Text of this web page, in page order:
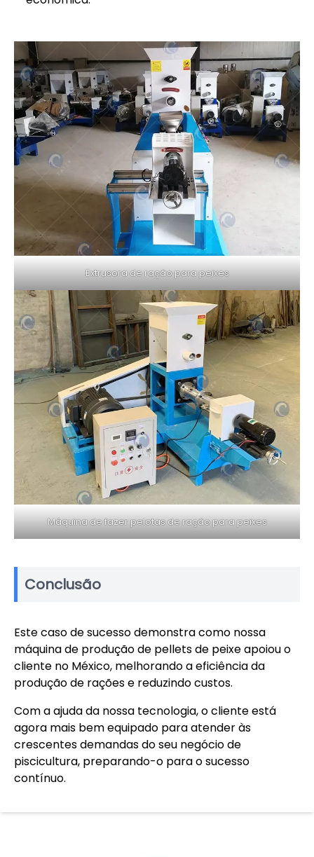
Extrusora de ração para peixes
Máquina de fazer pelotas de ração para peixes
Conclusão
Este caso de sucesso demonstra como nossa
máquina de produção de pellets de peixe apoiou o
cliente no México, melhorando a eficiência da
produção de rações e reduzindo custos.
Com a ajuda da nossa tecnologia, o cliente está
agora mais bem equipado para atender às
crescentes demandas do seu negócio de
piscicultura, preparando-o para o sucesso
contínuo.